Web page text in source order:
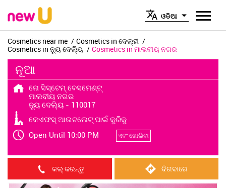
ଓଡିଆ
Cosmetics near me
Cosmetics in ଦେଲ୍ହୀ
Cosmetics in ନ୍ୟୁ ଦେଲ୍ୟି
Cosmetics in ମାଲବୀୟ ନଗର
ନୂଆ
ନୋ ସିସ୍ଟେମ୍ ବେସମେଣ୍ଟ୍
ମାଲବୀୟ ନଗର
ନ୍ୟୁ ଦେଲ୍ୟି - 110017
କେଏଫସ୍ ଆଉଟଲେଟ୍ ପାଇଁ କୁରିକୁ
Open Until 10:00 PM
ଏବଂ ଖୋଲିବା
କଲ୍ କରନ୍ତୁ ଦିଗବାରେ